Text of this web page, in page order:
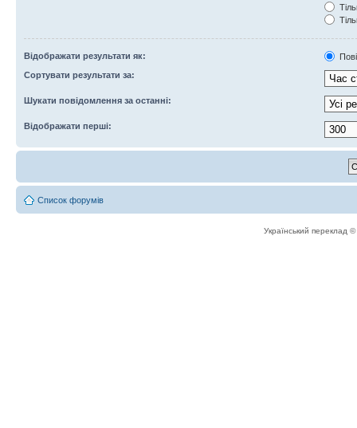
Відображати результати як:
Сортувати результати за:
Шукати повідомлення за останні:
Відображати перші:
Список форумів
Український переклад